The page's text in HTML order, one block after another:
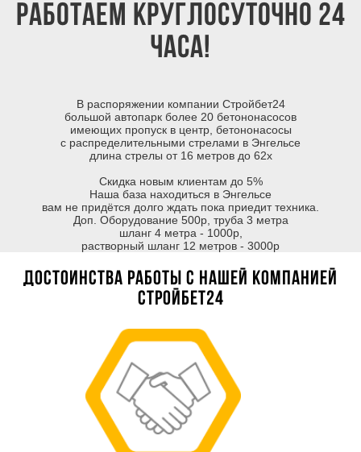
Работаем круглосуточно 24
часа!
В распоряжении компании Стройбет24
большой автопарк более 20 бетононасосов
имеющих пропуск в центр, бетононасосы
с распределительными стрелами в Энгельсе
длина стрелы от 16 метров до 62х
Скидка новым клиентам до 5%
Наша база находиться в Энгельсе
вам не придётся долго ждать пока приедит техника.
Доп. Оборудование 500р, труба 3 метра
шланг 4 метра - 1000р,
растворный шланг 12 метров - 3000р
Достоинства работы с нашей компанией
Стройбет24